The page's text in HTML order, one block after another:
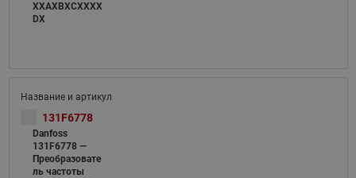
XXAXBXCXXXX
DX
131F6778
Danfoss
131F6778 —
Преобразовате
ль частоты